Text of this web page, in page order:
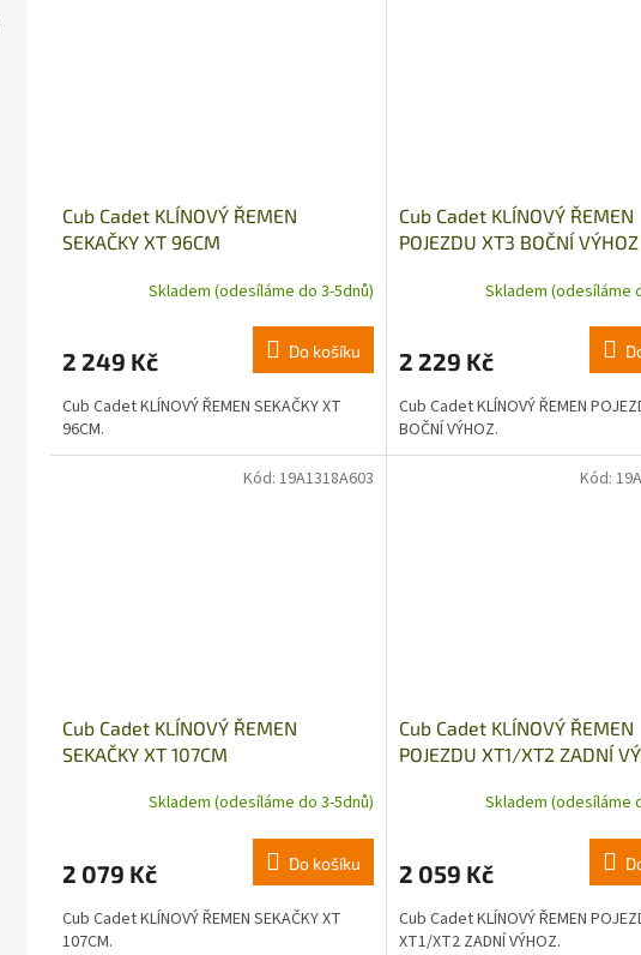
Cub Cadet KLÍNOVÝ ŘEMEN
SEKAČKY XT 96CM
Skladem (odesíláme do 3-5dnů)
2 249 Kč Do košíku
Cub Cadet KLÍNOVÝ ŘEMEN SEKAČKY XT
96CM.
Cub Cadet KLÍNOVÝ ŘEMEN
POJEZDU XT3 BOČNÍ VÝHOZ
Skladem (odesíláme
2 229 Kč
Cub Cadet KLÍNOVÝ ŘEMEN
BOČNÍ VÝHOZ.
Cub Cadet KLÍNOVÝ ŘEMEN
SEKAČKY XT 107CM
Skladem (odesíláme do 3-5dnů)
2 079 Kč Do košíku
Cub Cadet KLÍNOVÝ ŘEMEN SEKAČKY XT
107CM.
Kód: 19A1318A603
Cub Cadet KLÍNOVÝ ŘEMEN
POJEZDU XT1/XT2 ZADNÍ
Skladem (odesíláme
2 059 Kč
Cub Cadet KLÍNOVÝ ŘEMEN
XT1/XT2 ZADNÍ VÝHOZ.
Kód: